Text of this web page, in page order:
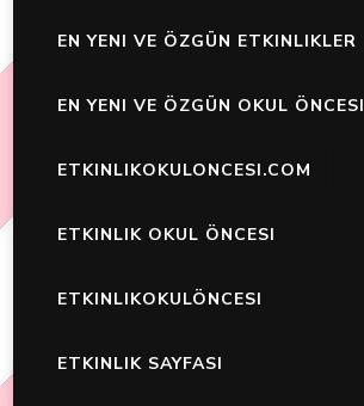
EN YENI VE ÖZGÜN ETKINLIKLER
EN YENI VE ÖZGÜN OKUL ÖNCESI
ETKINLIKOKULONCESI.COM
ETKINLIK OKUL ÖNCESI
ETKINLIKOKULÖNCESI
ETKINLIK SAYFASI